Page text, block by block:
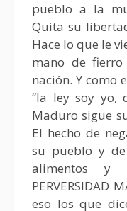
pueblo a la
Quita su
Hace lo que le
mano de
nación. Y como
“la ley soy yo,
Maduro sigue
El hecho de
su pueblo y
alimentos y
PERVERSIDAD
eso los que